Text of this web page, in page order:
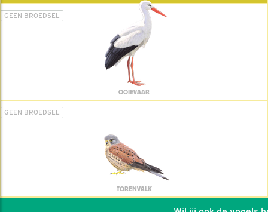
GEEN BROEDSEL
OOIEVAAR
GEEN BROEDSEL
TORENVALK